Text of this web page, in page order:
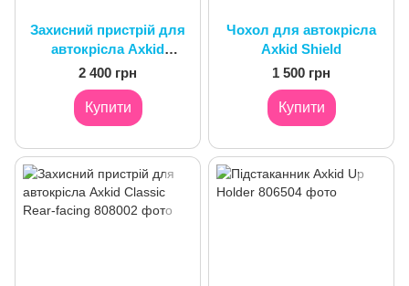
Захисний пристрій для
автокрісла Axkid
Premium 3-in-1 Rear-
facing
2 400 грн
Купити
Чохол для автокрісла
Axkid Shield
1 500 грн
Купити